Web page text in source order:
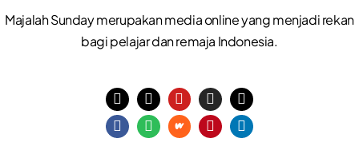
Majalah Sunday merupakan media online yang menjadi rekan
bagi pelajar dan remaja Indonesia.